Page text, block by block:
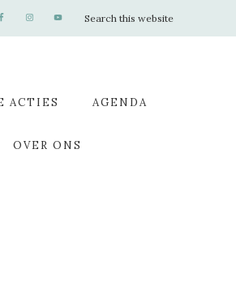
ACTIES AGENDA
OVER ONS